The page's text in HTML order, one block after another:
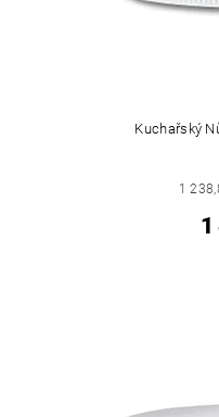
Kuchařský
1
1